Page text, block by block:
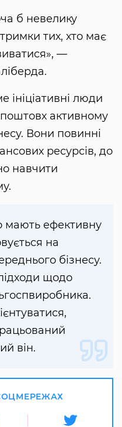
б невелику
тих, хто має
—
ініціативні люди
активному
Вони повинні
ресурсів, до
навчити
мають ефективну
на
бізнесу.
щодо
він.